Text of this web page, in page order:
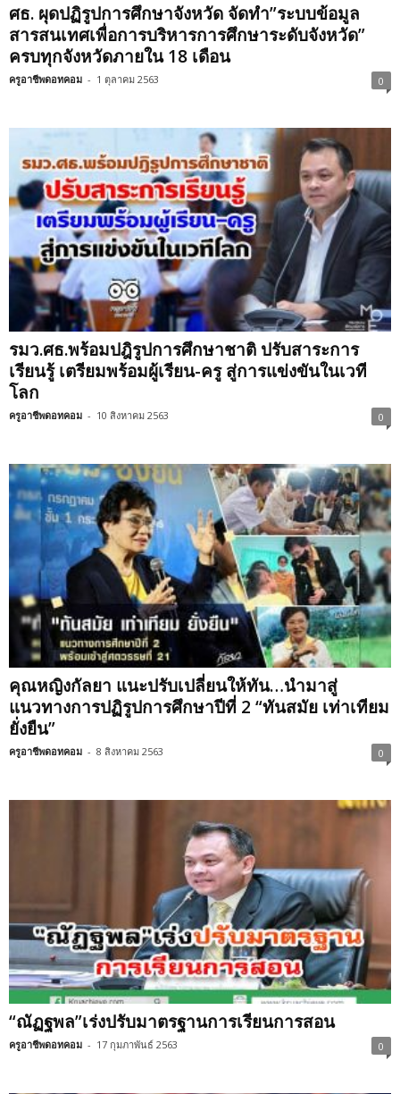
ศธ. ผุดปฏิรูปการศึกษาจังหวัด จัดทำ”ระบบข้อมูล
สารสนเทศเพื่อการบริหารการศึกษาระดับจังหวัด”
ครบทุกจังหวัดภายใน 18 เดือน
ครูอาชีพดอทคอม - 1 ตุลาคม 2563 0
รมว.ศธ.พร้อมปฎิรูปการศึกษาชาติ ปรับสาระการ
เรียนรู้ เตรียมพร้อมผู้เรียน-ครู สู่การแข่งขันในเวที
โลก
ครูอาชีพดอทคอม - 10 สิงหาคม 2563 0
คุณหญิงกัลยา แนะปรับเปลี่ยนให้ทัน…นำมาสู่
แนวทางการปฏิรูปการศึกษาปีที่ 2 “ทันสมัย เท่าเทียม
ยั่งยืน”
ครูอาชีพดอทคอม - 8 สิงหาคม 2563 0
“ณัฏฐพล”เร่งปรับมาตรฐานการเรียนการสอน
ครูอาชีพดอทคอม - 17 กุมภาพันธ์ 2563 0